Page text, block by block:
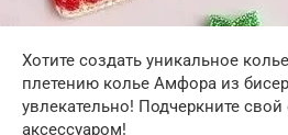
Хотите создать уникальное
плетению колье Амфора из
увлекательно! Подчеркните
аксессуаром!